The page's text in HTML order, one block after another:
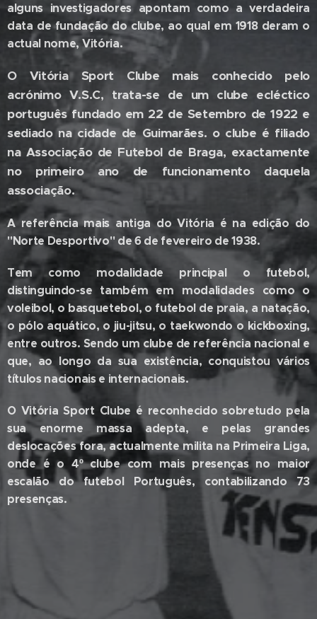
alguns investigadores apontam como a verdadeira
data de fundação do clube, ao qual em 1918 deram o
actual nome, Vitória.
O Vitória Sport Clube mais conhecido pelo
acrónimo V.S.C, trata-se de um clube ecléctico
português fundado em 22 de Setembro de 1922 e
sediado na cidade de Guimarães. o clube é filiado
na Associação de Futebol de Braga, exactamente
no primeiro ano de funcionamento daquela
associação.
A referência mais antiga do Vitória é na edição do
"Norte Desportivo" de 6 de fevereiro de 1938.
Tem como modalidade principal o futebol,
distinguindo-se também em modalidades como o
voleibol, o basquetebol, o futebol de praia, a natação,
o pólo aquático, o jiu-jitsu, o taekwondo o kickboxing,
entre outros. Sendo um clube de referência nacional e
que, ao longo da sua existência, conquistou vários
títulos nacionais e internacionais.
O Vitória Sport Clube é reconhecido sobretudo pela
sua enorme massa adepta, e pelas grandes
deslocações fora, actualmente milita na Primeira Liga,
onde é o 4º clube com mais presenças no maior
escalão do futebol Português, contabilizando 73
presenças.